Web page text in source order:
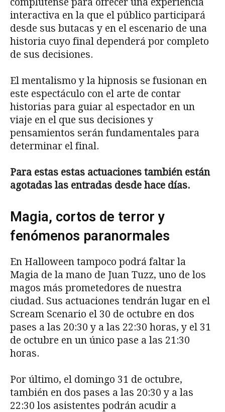
interactiva en la que el público participará
desde sus butacas y en el escenario de una
historia cuyo final dependerá por completo
de sus decisiones.
El mentalismo y la hipnosis se fusionan en
este espectáculo con el arte de contar
historias para guiar al espectador en un
viaje en el que sus decisiones y
pensamientos serán fundamentales para
determinar el final.
Para estas estas actuaciones también están
agotadas las entradas desde hace días.
Magia, cortos de terror y
fenómenos paranormales
En Halloween tampoco podrá faltar la
Magia de la mano de Juan Tuzz, uno de los
magos más prometedores de nuestra
ciudad. Sus actuaciones tendrán lugar en el
Scream Scenario el 30 de octubre en dos
pases a las 20:30 y a las 22:30 horas, y el 31
de octubre en un único pase a las 21:30
horas.
Por último, el domingo 31 de octubre,
también en dos pases a las 20:30 y a las
22:30 los asistentes podrán acudir a